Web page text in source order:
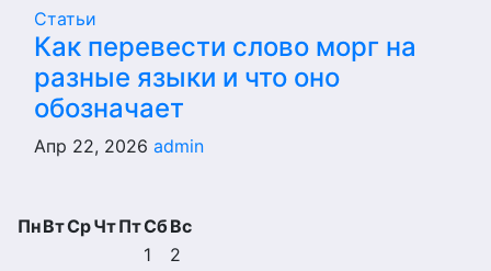
Статьи
Как перевести слово морг на
разные языки и что оно
обозначает
Апр 22, 2026 admin
ПнВтСрЧтПтСбВс
1
2